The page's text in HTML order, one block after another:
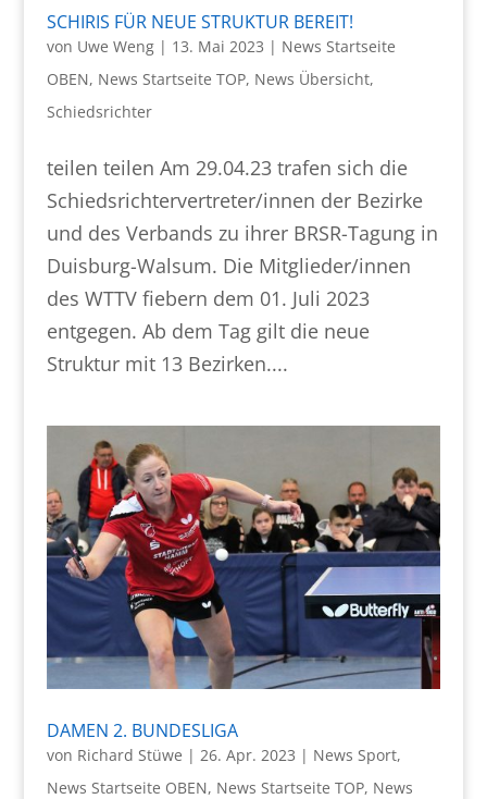
SCHIRIS FÜR NEUE STRUKTUR BEREIT!
von Uwe Weng| 13. Mai 2023 | News Startseite
OBEN, News Startseite TOP, News Übersicht,
Schiedsrichter
teilen teilen Am 29.04.23 trafen sich die
Schiedsrichtervertreter/innen der Bezirke
und des Verbands zu ihrer BRSR-Tagung in
Duisburg-Walsum. Die Mitglieder/innen
des WTTV fiebern dem 01. Juli 2023
entgegen. Ab dem Tag gilt die neue
Struktur mit 13 Bezirken....
DAMEN 2. BUNDESLIGA
von Richard Stüwe | 26. Apr. 2023 | News Sport,
News Startseite OBEN, News Startseite TOP, News